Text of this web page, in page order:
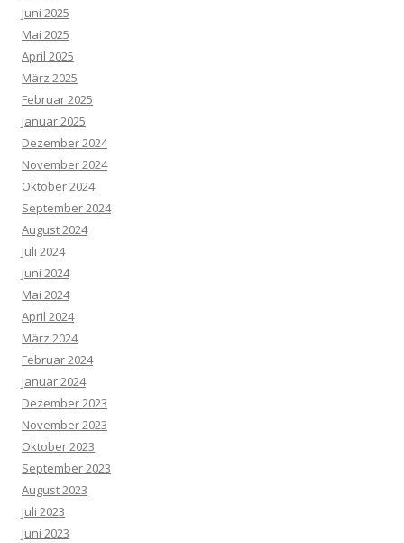
Juni 2025
Mai 2025
April 2025
März 2025
Februar 2025
Januar 2025
Dezember 2024
November 2024
Oktober 2024
September 2024
August 2024
Juli 2024
Juni 2024
Mai 2024
April 2024
März 2024
Februar 2024
Januar 2024
Dezember 2023
November 2023
Oktober 2023
September 2023
August 2023
Juli 2023
Juni 2023